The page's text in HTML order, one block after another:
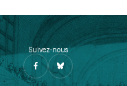
Suivez-nous